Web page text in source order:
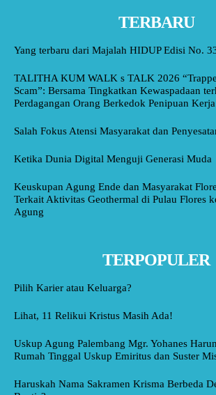
TERBARU
Yang terbaru dari Majalah HIDUP Edisi No.
TALITHA KUM WALK s TALK 2026
Scam”: Bersama Tingkatkan Kewaspadaan
Perdagangan Orang Berkedok Penipuan
Salah Fokus Atensi Masyarakat dan
Ketika Dunia Digital Menguji Generasi Muda
Keuskupan Agung Ende dan Masyarakat
Terkait Aktivitas Geothermal di Pulau Flores
Agung
TERPOPULER
Pilih Karier atau Keluarga?
Lihat, 11 Relikui Kristus Masih Ada!
Uskup Agung Palembang Mgr. Yohanes
Rumah Tinggal Uskup Emiritus dan Suster
Haruskah Nama Sakramen Krisma Berbeda